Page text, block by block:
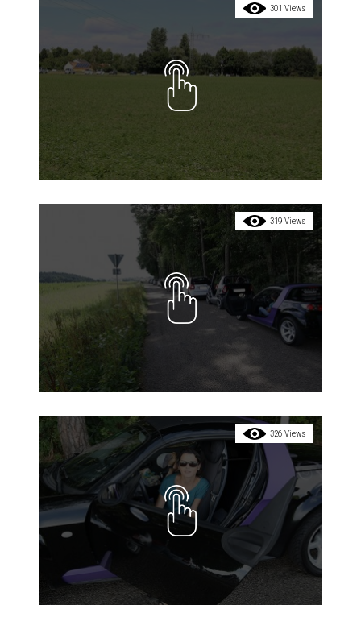
301 Views
319 Views
326 Views